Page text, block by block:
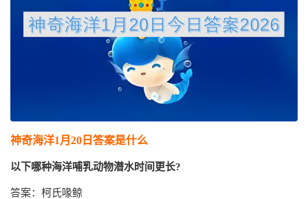
神奇海洋1月20日答案是什么
以下哪种海洋哺乳动物潜水时间更长?
答案：柯氏喙鲸